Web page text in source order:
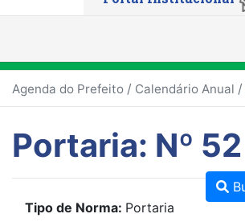
Agenda do Prefeito / Calendário Anual /
Portaria: Nº 52
Tipo de Norma: Portaria